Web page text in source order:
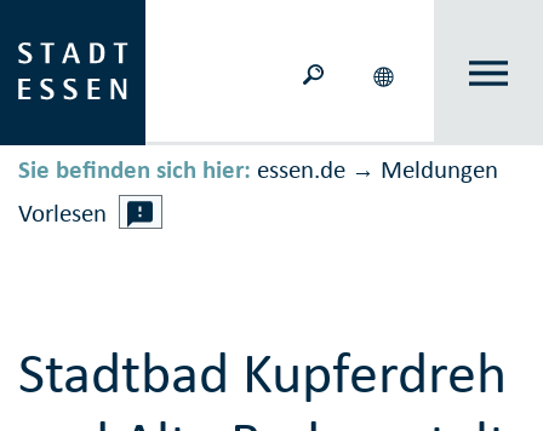
Sie befinden sich hier: essen.de → Meldungen
Vorlesen
Stadtbad Kupferdreh